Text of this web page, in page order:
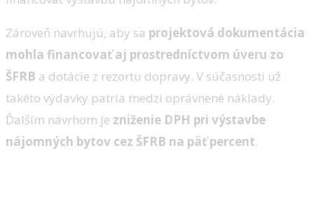
Zároveň navrhujú, aby sa projektová dokumentácia
mohla financovať aj prostredníctvom úveru zo
ŠFRB a dotácie z rezortu dopravy. V súčasnosti už
takéto výdavky patria medzi oprávnené náklady.
Ďalším návrhom je zniženie DPH pri výstavbe
nájomných bytov cez ŠFRB na päť percent.